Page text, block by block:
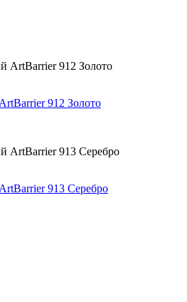
912 Золото
913 Серебро